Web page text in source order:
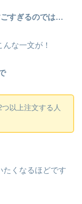
すぎるのでは…
な一文が！
以上注文する人
たくなるほどです